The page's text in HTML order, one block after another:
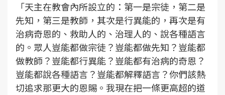
「天主在教會內所設立的：第一是宗徒，第二是
先知，第三是教師，其次是行異能的，再次是有
治病奇恩的、救助人的、治理人的、說各種語言
的。眾人豈能都做宗徒？豈能都做先知？豈能都
做教師？豈能都行異能？豈能都有治病的奇恩？
豈能都說各種語言？豈能都解釋語言？你們該熱
切追求那更大的恩賜。我現在把一條更高超的道